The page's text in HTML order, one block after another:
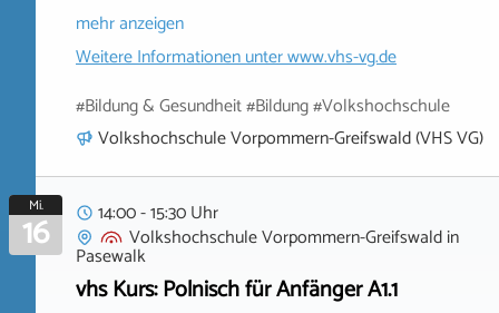
mehr anzeigen
Weitere Informationen unterwww.vhs-vg.de
#Bildung & Gesundheit #Bildung #Volkshochschule
Volkshochschule Vorpommern-Greifswald (VHS VG)
Mi.
16
14:00 - 15:30 Uhr
Volkshochschule Vorpommern-Greifswaldin
Pasewalk
vhs Kurs: Polnisch für Anfänger A1.1